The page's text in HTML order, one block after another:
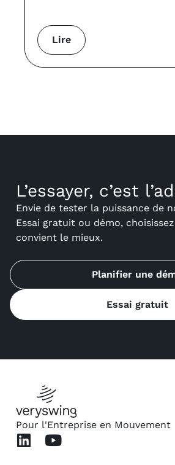
Lire
L’essayer, c’est
Envie de tester la puissance de
Essai gratuit ou démo,
convient le mieux.
Planifier une
Essai gratuit
Pour l'Entreprise en Mouvement